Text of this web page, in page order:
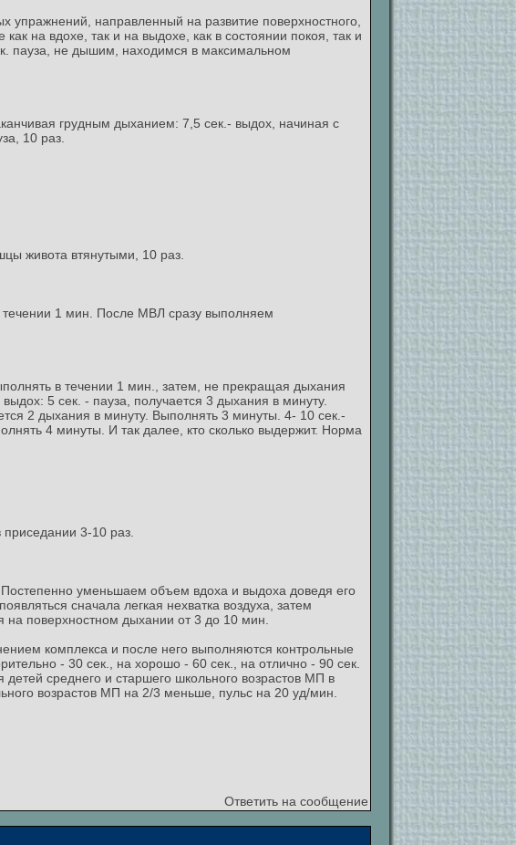
направленный на развитие поверхностного,
на вдохе, так и на выдохе, как в состоянии покоя, так и
пауза, не дышим, находимся в максимальном
грудным дыханием: 7,5 сек.- выдох, начиная с
10 раз.
живота втянутыми, 10 раз.
1 мин. После МВЛ сразу выполняем
в течении 1 мин., затем, не прекращая дыхания
5 сек. - пауза, получается 3 дыхания в минуту.
2 дыхания в минуту. Выполнять 3 минуты. 4- 10 сек.-
4 минуты. И так далее, кто сколько выдержит. Норма
3-10 раз.
уменьшаем объем вдоха и выдоха доведя его
сначала легкая нехватка воздуха, затем
поверхностном дыхании от 3 до 10 мин.
комплекса и после него выполняются контрольные
- 30 сек., на хорошо - 60 сек., на отлично - 90 сек.
среднего и старшего школьного возрастов МП в
возрастов МП на 2/3 меньше, пульс на 20 уд/мин.
Ответить на сообщение